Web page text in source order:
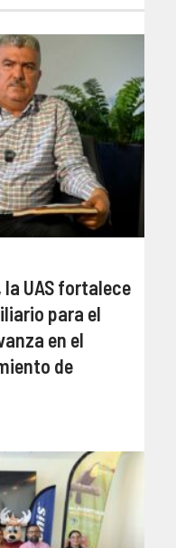
UAS fortalece
para el
en el
de